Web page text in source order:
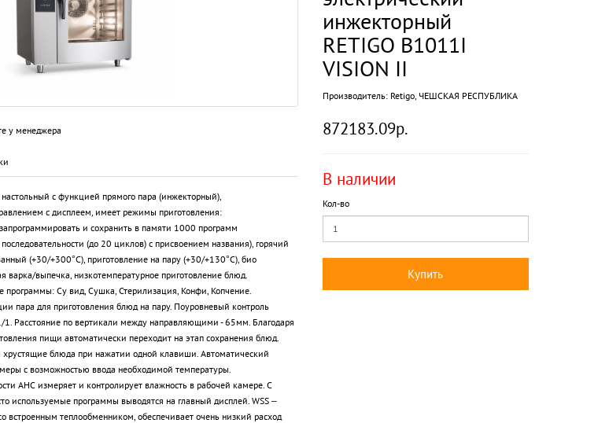
у менеджера
инжекторный
RETIGO B1011I
VISION II
Производитель: Retigo, ЧЕШСКАЯ РЕСПУБЛИКА
872183.09р.
В наличии
Кол-во
Купить
с функцией прямого пара (инжекторный),
с дисплеем, имеет режимы приготовления:
и сохранить в памяти 1000 программ
(до 20 циклов) с присвоением названия), горячий
(+30/+300°С), приготовление на пару (+30/+130°C), био
варка/выпечка, низкотемпературное приготовление блюд.
программы: Су вид, Сушка, Стерилизация, Конфи, Копчение.
пара для приготовления блюд на пару. Поуровневый контроль
1. Расстояние по вертикали между направляющими - 65мм. Благодаря
пищи автоматически переходит на этап сохранения блюд.
блюда при нажатии одной клавиши. Автоматический
с возможностью ввода необходимой температуры.
AHC измеряет и контролирует влажность в рабочей камере. С
используемые программы выводятся на главный дисплей. WSS –
встроенным теплообменником, обеспечивает очень низкий расход